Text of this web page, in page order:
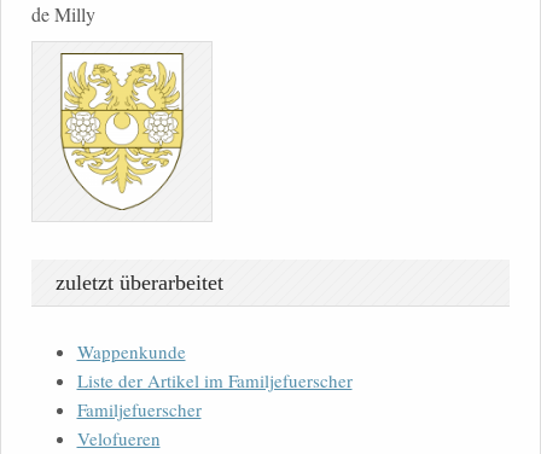
de Milly
zuletzt überarbeitet
Wappenkunde
Liste der Artikel im Familjefuerscher
Familjefuerscher
Velofueren